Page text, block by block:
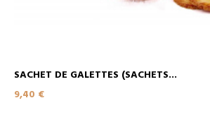
SACHET DE GALETTES (SACHETS...
Prix
9,40 €